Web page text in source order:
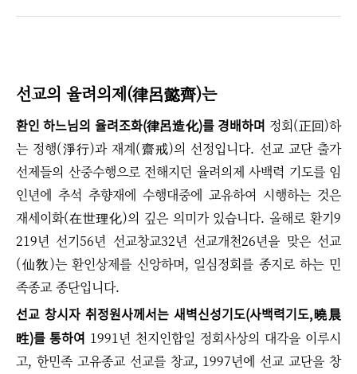
선교의 율려의제(律呂懿齊)는
환인 하느님의 율려조화(律呂造化)를 경배하며 정회(正回)하
는 정행(淨行)과 재계(齋戒)의 선정입니다. 선교 교단 출가
선제들의 산중수행으로 전해지던 율려의제 사백력 기도를 임
인년에 추석 추향재에 수행대중에 교유하여 시행하는 것은
재세이화(在世理化)의 깊은 의미가 있습니다. 올해로 환기9
219년 선기56년 선교창교32년 선교개천26년을 맞은 선교
(仙敎)는 환인상제를 신앙하며, 일심정회를 종지로 하는 민
족종교 종단입니다.
선교 창시자 취정원사께서는 새벽신성기도(사백력기도,曉晨
甠)를 통하여 1991년 천지인합일 정회사상의 대각을 이루시
고, 한민족 고유종교 선교를 창교, 1997년에 선교 교단을 창